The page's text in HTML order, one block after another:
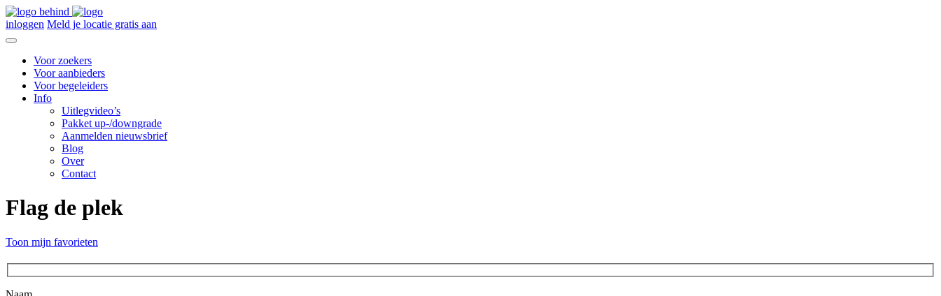
inloggen Meld je locatie gratis aan
Voor zoekers
Voor aanbieders
Voor begeleiders
Info
Uitlegvideo’s
Pakket up-/downgrade
Aanmelden nieuwsbrief
Blog
Over
Contact
Flag de plek
Toon mijn favorieten